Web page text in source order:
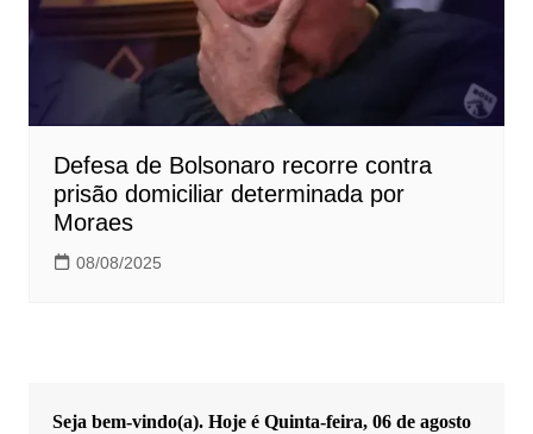
Defesa de Bolsonaro recorre contra
prisão domiciliar determinada por
Moraes
08/08/2025
Seja bem-vindo(a). Hoje é Quinta-feira, 06 de agosto